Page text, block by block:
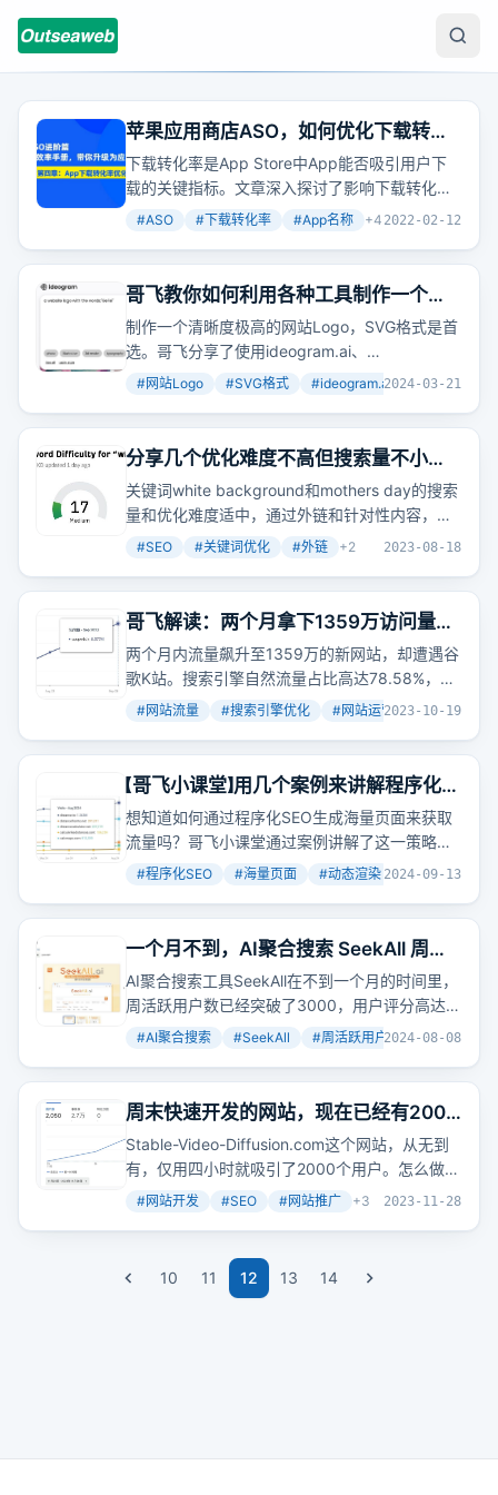
苹果应用商店ASO，如何优化下载转化
率？如何提高App下载转化率？（进阶
篇四）
下载转化率是App Store中App能否吸引用户下
载的关键指标。文章深入探讨了影响下载转化率
的多个因素，包括App名称、副标题、图标、宣
提供了具体的优化策略。
#ASO #下载转化率 #App名称 +4 2022-02-12
哥飞教你如何利用各种工具制作一个
SVG格式的Logo
制作一个清晰度极高的网站Logo，SVG格式是首
选。哥飞分享了使用ideogram.ai、
ClipDrop.co/cleanup和Vectorizer.ai三个工具，
#网站Logo #SVG格式 #ideogram.ai +2
2024-03-21
分享几个优化难度不高但搜索量不小的
关键词
关键词white background和mothers day的搜索
量和优化难度适中，通过外链和针对性内容，可
提升网站排名。
#SEO #关键词优化 #外链 +2 2023-08-18
哥飞解读：两个月拿下1359万访问量的
新网站为什么会被谷歌给K了？
两个月内流量飙升至1359万的新网站，却遭遇谷
歌K站。搜索引擎自然流量占比高达78.58%，直
接访问占20%，外链流量微乎其微。
#网站流量 #搜索引擎优化 #网站运营 +2
2023-10-19
【哥飞小课堂】用几个案例来讲解程序化
SEO生成海量页面获取流量的方式
想知道如何通过程序化SEO生成海量页面来获取
流量吗？哥飞小课堂通过案例讲解了这一策略，
包括如何利用结构化数据和模板动态生成页面，
重。
#程序化SEO #海量页面 #动态渲染 +2
2024-09-13
一个月不到，AI聚合搜索 SeekAll 周活
3000 了；1.4.0版本今日发布，太好用
了
AI聚合搜索工具SeekAll在不到一个月的时间里，
周活跃用户数已经突破了3000，用户评分高达
4.67分。新发布的1.4.0版本引入了侧边栏功能，
#AI聚合搜索 #SeekAll #周活跃用户 +2
2024-08-08
周末快速开发的网站，现在已经有2000
人访问过了
Stable-Video-Diffusion.com这个网站，从无到
有，仅用四小时就吸引了2000个用户。怎么做到
的？
#网站开发 #SEO #网站推广 +3 2023-11-28
10 11 12 13 14